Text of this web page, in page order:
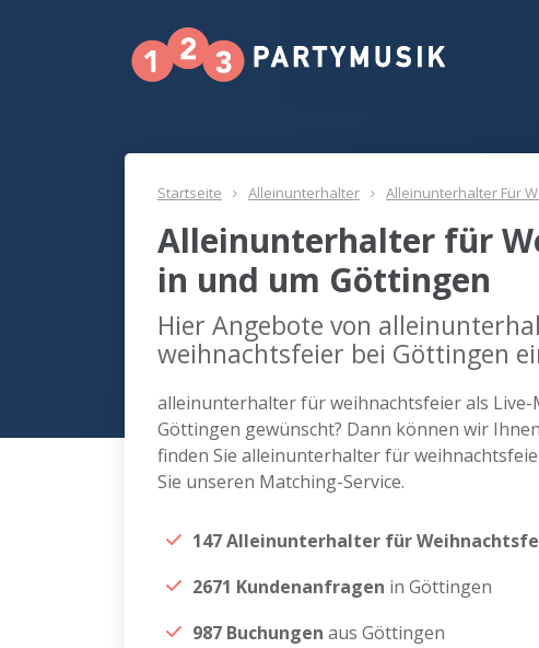
Startseite Alleinunterhalter Alleinunterhalter Für
Alleinunterhalter für
in und um Göttingen
Hier Angebote von
weihnachtsfeier bei Göttingen
alleinunterhalter für weihnachtsfeier als
Göttingen gewünscht? Dann können wir
finden Sie alleinunterhalter für
Sie unseren Matching-Service.
147 Alleinunterhalter für
2671 Kundenanfragen in Göttingen
987 Buchungen aus Göttingen